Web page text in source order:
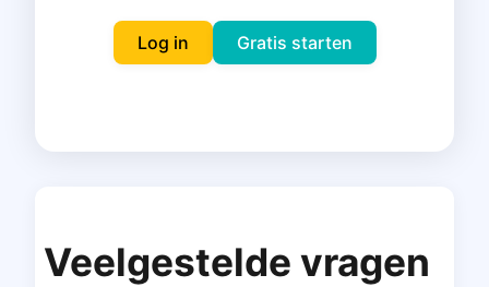
Gratis starten
Log in Gratis starten
Veelgestelde vragen